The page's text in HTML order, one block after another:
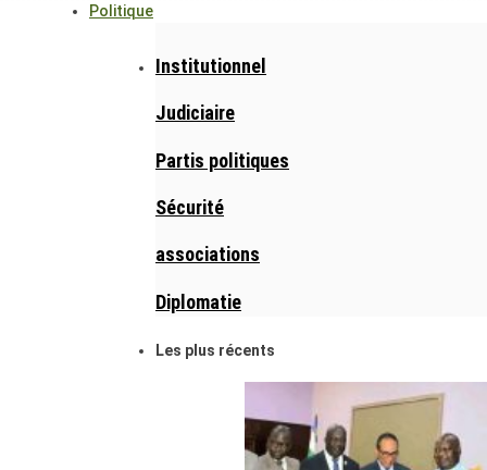
Politique
Institutionnel
Judiciaire
Partis politiques
Sécurité
associations
Diplomatie
Les plus récents